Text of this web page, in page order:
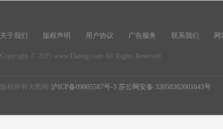
关于我们 版权声明 用户协议 广告服务 联系我们 网
Copyright © 2025 www.Daimg.com All Rights Reserved
版权所有大图网 沪ICP备09005587号-3 苏公网安备 32058302001043号